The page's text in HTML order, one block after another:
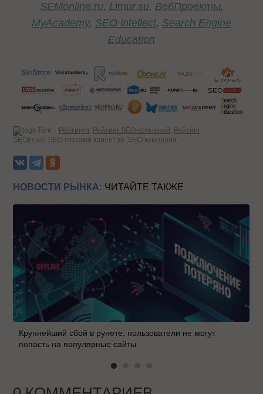
SEMonline.ru, Limur.su, ВебПроекты,
MyAcademy, SEO intellect, Search Engine
Education
Теги: Рейтинги Рейтинг SEO-компаний
Рейтинг
SEOnews
SEO глазами клиентов SEO-компании
НОВОСТИ РЫНКА: ЧИТАЙТЕ ТАКЖЕ
Крупнейший сбой в рунете: пользователи не могут
попасть на популярные сайты